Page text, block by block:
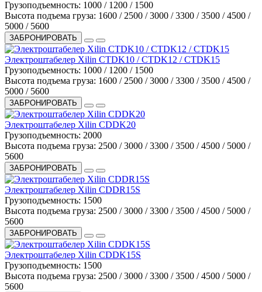
Грузоподъемность: 1000 / 1200 / 1500
Высота подъема груза: 1600 / 2500 / 3000 / 3300 / 3500 / 4500 /
5000 / 5600
ЗАБРОНИРОВАТЬ
Электроштабелер Xilin CTDK10 / CTDK12 / CTDK15
Грузоподъемность: 1000 / 1200 / 1500
Высота подъема груза: 1600 / 2500 / 3000 / 3300 / 3500 / 4500 /
5000 / 5600
ЗАБРОНИРОВАТЬ
Электроштабелер Xilin CDDK20
Грузоподъемность: 2000
Высота подъема груза: 2500 / 3000 / 3300 / 3500 / 4500 / 5000 /
5600
ЗАБРОНИРОВАТЬ
Электроштабелер Xilin CDDR15S
Грузоподъемность: 1500
Высота подъема груза: 2500 / 3000 / 3300 / 3500 / 4500 / 5000 /
5600
ЗАБРОНИРОВАТЬ
Электроштабелер Xilin CDDK15S
Грузоподъемность: 1500
Высота подъема груза: 2500 / 3000 / 3300 / 3500 / 4500 / 5000 /
5600